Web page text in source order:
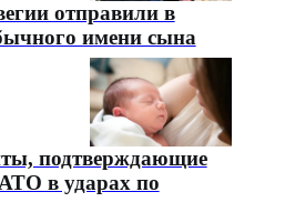
отправили в
имени сына
подтверждающие
в ударах по